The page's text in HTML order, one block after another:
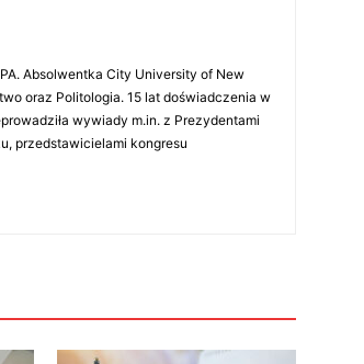
Absolwentka City University of New
oraz Politologia. 15 lat doświadczenia w
wywiady m.in. z Prezydentami
przedstawicielami kongresu